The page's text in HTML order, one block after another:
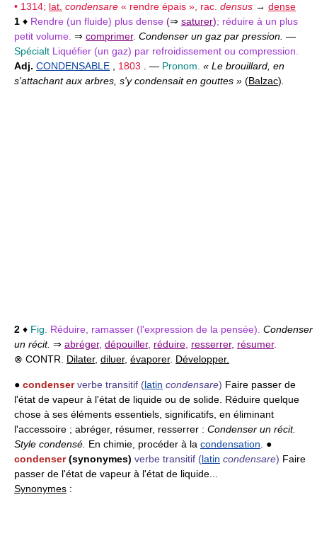
• 1314; lat. condensare « rendre épais », rac. densus → dense
1 ♦ Rendre (un fluide) plus dense (⇒ saturer); réduire à un plus
petit volume. ⇒ comprimer. Condenser un gaz par pression. —
Spécialt Liquéfier (un gaz) par refroidissement ou compression.
Adj. CONDENSABLE 1803 . — Pronom. « Le brouillard, en
s'attachant aux arbres, s'y condensait en gouttes » (Balzac)
2 ♦ Fig. Réduire, ramasser (l'expression de la pensée). Condenser
un récit. ⇒ abréger, dépouiller, réduire resserrer, résumer.
⊗ CONTR. Dilater, diluer, évaporer. Développer.
● condenser verbe transitif (latin condensare) Faire passer de
l'état de vapeur à l'état de liquide ou de solide. Réduire quelque
chose à ses éléments essentiels, significatifs, en éliminant
l'accessoire ; abréger, résumer, resserrer : Condenser un récit.
Style condensé. En chimie, procéder à la condensation . ●
condenser(synonymes) verbe transitif (latin condensare) Faire
passer de l'état de vapeur à l'état de liquide...
Synonymes :